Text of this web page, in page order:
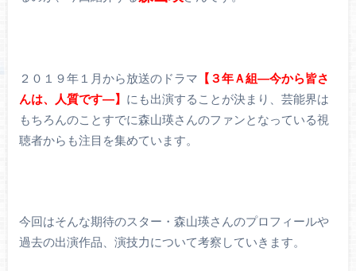
２０１９年１月から放送のドラマ 【３年Ａ組―今から皆さ
んは、人質です―】 にも出演することが決まり、芸能界は
もちろんのことすでに森山瑛さんのファンとなっている視
聴者からも注目を集めています。
今回はそんな期待のスター・森山瑛さんのプロフィールや
過去の出演作品、演技力について考察していきます。